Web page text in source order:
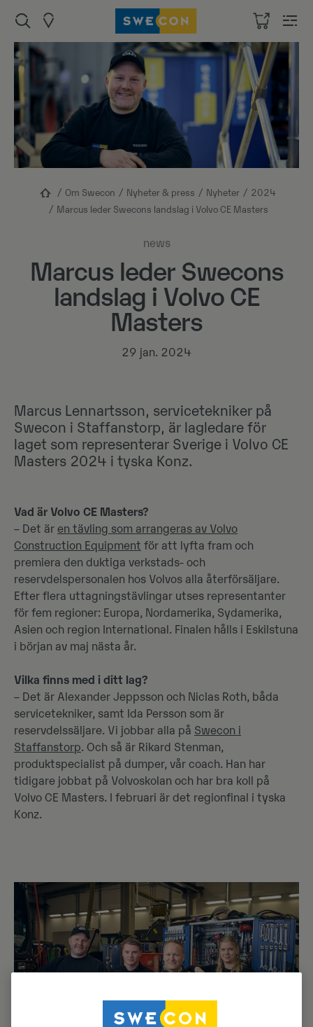
Om Swecon Nyheter & press Nyheter
2024
Marcus leder Swecons landslag i Volvo CE Masters
news
Marcus leder Swecons
landslag i Volvo CE
Masters
29 jan. 2024
Marcus Lennartsson, servicetekniker på
Swecon i Staffanstorp, är lagledare för
laget som representerar Sverige i Volvo CE
Masters 2024 i tyska Konz.
Vad är Volvo CE Masters?
– Det är en tävling som arrangeras av Volvo
Construction Equipment för att lyfta fram och
premiera den duktiga verkstads- och
reservdelspersonalen hos Volvos alla återförsäljare.
Efter flera uttagningstävlingar utses representanter
för fem regioner: Europa, Nordamerika, Sydamerika,
Asien och region International. Finalen hålls i Eskilstuna
i början av maj nästa år.
Vilka finns med i ditt lag?
– Det är Alexander Jeppsson och Niclas Roth, båda
servicetekniker, samt Ida Persson som är
reservdelssäljare. Vi jobbar alla på Swecon i
Staffanstorp. Och så är Rikard Stenman,
produktspecialist på dumper, vår coach. Han har
tidigare jobbat på Volvoskolan och har bra koll på
Volvo CE Masters. I februari är det regionfinal i tyska
Konz.